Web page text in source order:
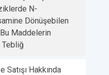
N-
Dönüşebilen
Maddelerin
Tebliğ
Hakkında